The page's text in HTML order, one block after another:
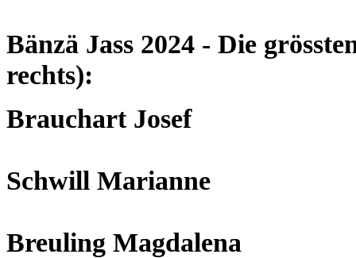
Bänzä Jass 2024 - Die
rechts):
Brauchart Josef
Schwill Marianne
Breuling Magdalena